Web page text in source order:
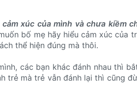
xúc của mình và chưa kiềm
bố mẹ hãy hiểu cảm xúc của
thể hiện đúng mà thôi.
các bạn khác đánh nhau thì
trẻ mà trẻ vẫn đánh lại thì cũng